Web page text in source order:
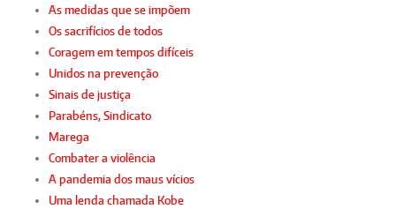
As medidas que se impõem
Os sacrifícios de todos
Coragem em tempos difíceis
Unidos na prevenção
Sinais de justiça
Parabéns, Sindicato
Marega
Combater a violência
A pandemia dos maus vícios
Uma lenda chamada Kobe